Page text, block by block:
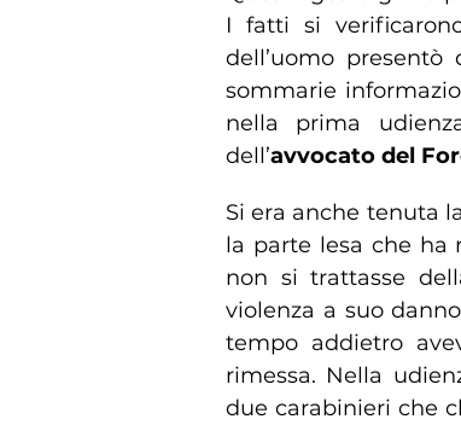
I fatti si
dell’uomo
sommarie
nella prima
dell’avvocato del
Si era anche tenuta
la parte lesa che ha
non si trattasse
violenza a suo
tempo addietro
rimessa. Nella
due carabinieri che